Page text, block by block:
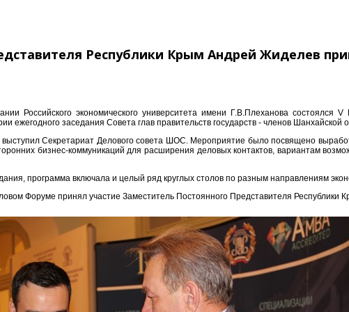
Республики Крым Андрей Жиделев
Российского экономического университета имени Г.В.Плеханова
ежегодного заседания Совета глав правительств государств - членов Шанхайской
Секретариат Делового совета ШОС. Мероприятие было посвящено
бизнес-коммуникаций для расширения деловых контактов, вариантам
программа включала и целый ряд круглых столов по разным направлениям
Форуме принял участие Заместитель Постоянного Представителя